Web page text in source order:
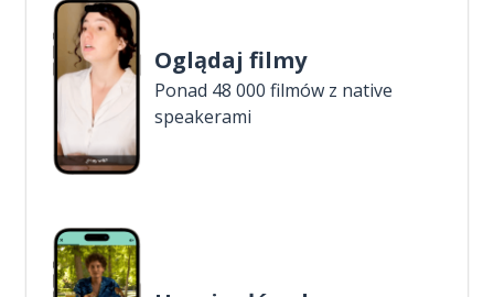
Oglądaj filmy
Ponad 48 000 filmów z native
speakerami